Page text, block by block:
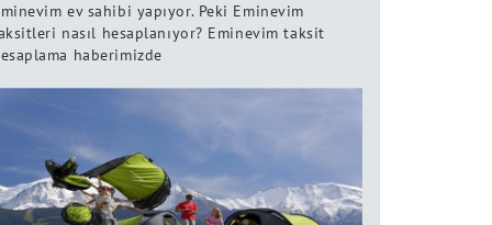
ev sahibi yapıyor. Peki Eminevim
nasıl hesaplanıyor? Eminevim taksit
haberimizde